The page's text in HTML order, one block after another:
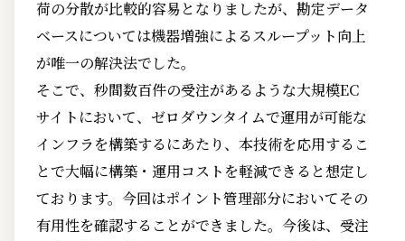
荷の分散が比較的容易となりましたが、勘定データ
ベースについては機器増強によるスループット向上
が唯一の解決法でした。
そこで、秒間数百件の受注があるような大規模EC
サイトにおいて、ゼロダウンタイムで運用が可能な
インフラを構築するにあたり、本技術を応用するこ
とで大幅に構築・運用コストを軽減できると想定し
ております。今回はポイント管理部分においてその
有用性を確認することができました。今後は、受注